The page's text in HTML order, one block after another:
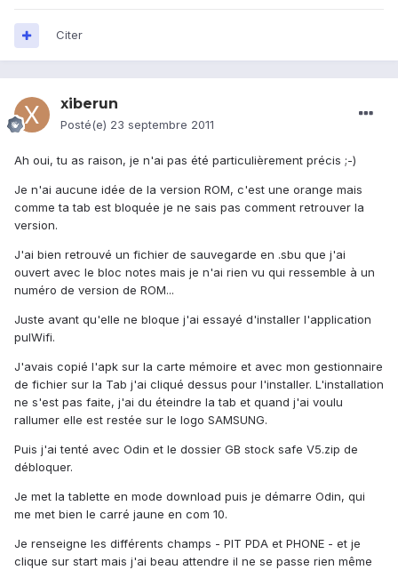
Citer
xiberun
Posté(e) 23 septembre 2011
Ah oui, tu as raison, je n'ai pas été particulièrement précis ;-)
Je n'ai aucune idée de la version ROM, c'est une orange mais
comme ta tab est bloquée je ne sais pas comment retrouver la
version.
J'ai bien retrouvé un fichier de sauvegarde en .sbu que j'ai
ouvert avec le bloc notes mais je n'ai rien vu qui ressemble à un
numéro de version de ROM...
Juste avant qu'elle ne bloque j'ai essayé d'installer l'application
pulWifi.
J'avais copié l'apk sur la carte mémoire et avec mon gestionnaire
de fichier sur la Tab j'ai cliqué dessus pour l'installer. L'installation
ne s'est pas faite, j'ai du éteindre la tab et quand j'ai voulu
rallumer elle est restée sur le logo SAMSUNG.
Puis j'ai tenté avec Odin et le dossier GB stock safe V5.zip de
débloquer.
Je met la tablette en mode download puis je démarre Odin, qui
me met bien le carré jaune en com 10.
Je renseigne les différents champs - PIT PDA et PHONE - et je
clique sur start mais j'ai beau attendre il ne se passe rien même